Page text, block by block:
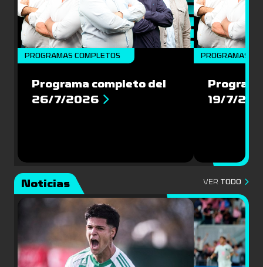
PROGRAMAS COMPLETOS
Programa completo del
26/7/2026
PROGRAMAS
19/7/
Noticias VER TODO